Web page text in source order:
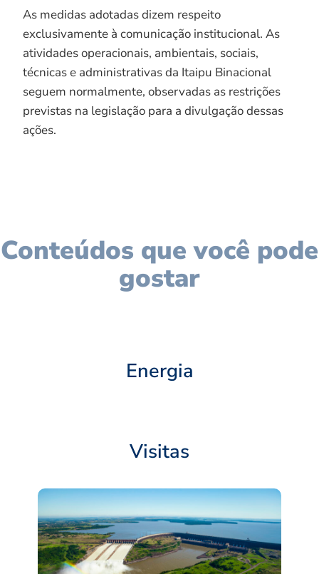
As medidas adotadas dizem respeito
exclusivamente à comunicação institucional. As
atividades operacionais, ambientais, sociais,
técnicas e administrativas da Itaipu Binacional
seguem normalmente, observadas as restrições
previstas na legislação para a divulgação dessas
ações.
Conteúdos que você pode
gostar
Energia
Visitas